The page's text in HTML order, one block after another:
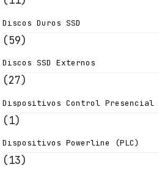
Discos Duros SSD
(59)
Discos SSD Externos
(27)
Dispositivos Control Presencial
(1)
Dispositivos Powerline (PLC)
(13)